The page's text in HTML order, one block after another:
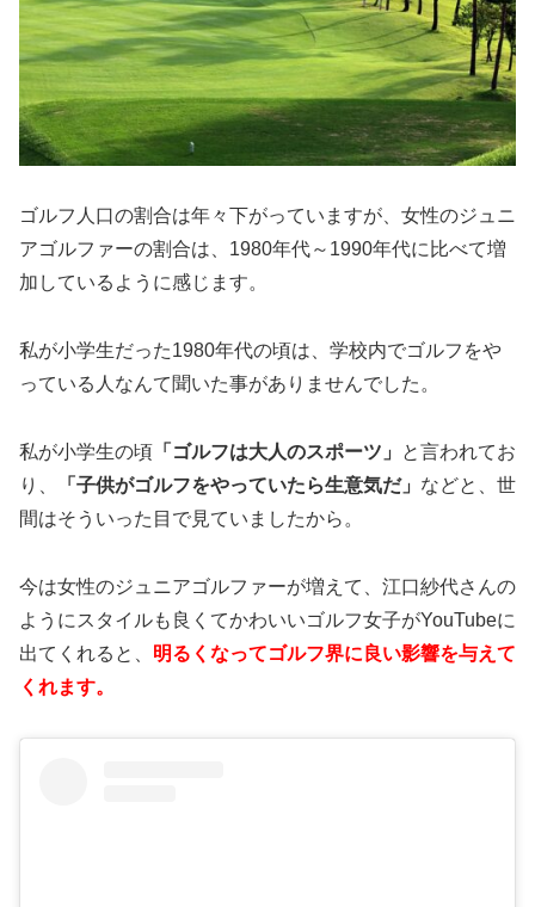
ゴルフ人口の割合は年々下がっていますが、女性のジュニ
アゴルファーの割合は、1980年代～1990年代に比べて増
加しているように感じます。
私が小学生だった1980年代の頃は、学校内でゴルフをや
っている人なんて聞いた事がありませんでした。
私が小学生の頃 「ゴルフは大人のスポーツ」
と言われてお
り、
「子供がゴルフをやっていたら生意気だ」 などと、世
間はそういった目で見ていましたから。
今は女性のジュニアゴルファーが増えて、江口紗代さんの
ようにスタイルも良くてかわいいゴルフ女子がYouTubeに
出てくれると、 明るくなってゴルフ界に良い影響を与えて
くれます。